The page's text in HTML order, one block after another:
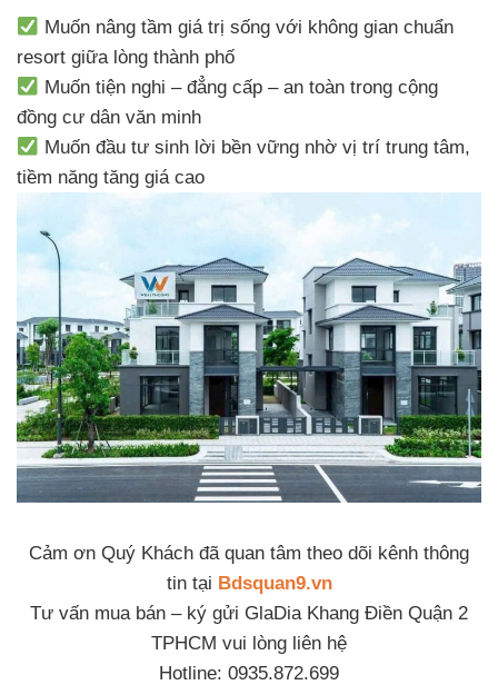
Muốn nâng tầm giá trị sống với không gian chuẩn
resort giữa lòng thành phố
Muốn tiện nghi – đẳng cấp – an toàn trong cộng
đồng cư dân văn minh
Muốn đầu tư sinh lời bền vững nhờ vị trí trung tâm,
tiềm năng tăng giá cao
Cảm ơn Quý Khách đã quan tâm theo dõi kênh thông
tin tại Bdsquan9.vn
Tư vấn mua bán – ký gửi GlaDia Khang Điền Quận 2
TPHCM vui lòng liên hệ
Hotline: 0935.872.699